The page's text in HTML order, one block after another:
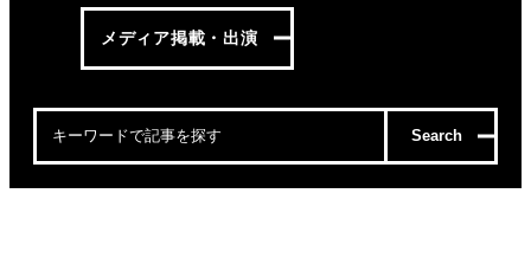
メディア掲載・出演